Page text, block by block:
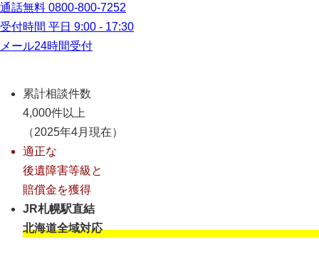
通話無料 0800-800-7252
受付時間 平日 9:00 - 17:30
メール24時間受付
累計相談件数
4,000件以上
（2025年4月現在）
適正な
後遺障害等級と
賠償金を獲得
JR札幌駅直結
北海道全域対応